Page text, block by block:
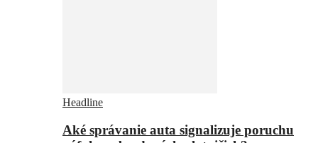
Headline
Aké správanie auta signalizuje poruchu